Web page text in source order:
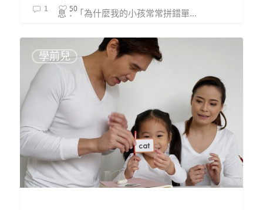
息：「為什麼我的小孩常常拼錯單...
1 50
學前兒